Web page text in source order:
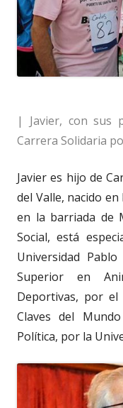
| Javier, con sus
Carrera Solidaria
Javier es hijo de
del Valle, nacido
en la barriada de
Social, está
Universidad
Superior en
Deportivas, por el
Claves del
Política, por la